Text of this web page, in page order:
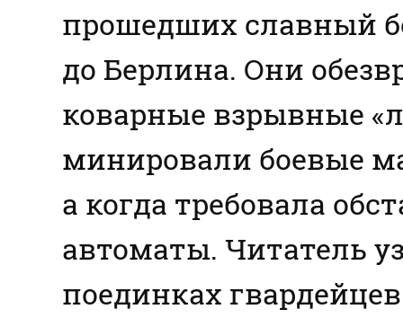
прошедших славный
до Берлина. Они
коварные взрывные
минировали боевые
а когда требовала
автоматы. Читатель
поединках